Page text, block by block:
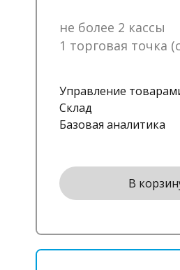
не более 2 кассы
1 торговая точка
Управление
Склад
Базовая аналитика
В